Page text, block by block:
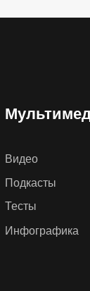
Инфографика
Тесты
Видео
Подкасты